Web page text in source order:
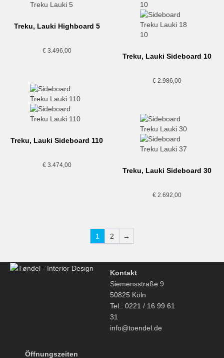
Treku, Lauki Highboard 5
€3.496,00
Treku, Lauki Sideboard 10
€ 2.986,00
Treku, Lauki Sideboard 110
€3.474,00
Treku, Lauki Sideboard 30
€ 2.692,00
1 2 →
Kontakt
Siemensstraße 9
50825 Köln
Tel.: 0221 / 16 99 61
31
info@toendel.de
Öffnungszeiten